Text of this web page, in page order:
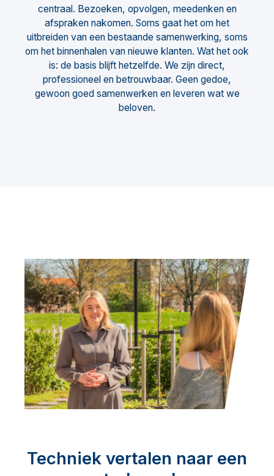
centraal. Bezoeken, opvolgen, meedenken en
afspraken nakomen. Soms gaat het om het
uitbreiden van een bestaande samenwerking, soms
om het binnenhalen van nieuwe klanten. Wat het ook
is: de basis blijft hetzelfde. We zijn direct,
professioneel en betrouwbaar. Geen gedoe,
gewoon goed samenwerken en leveren wat we
beloven.
Techniek vertalen naar een